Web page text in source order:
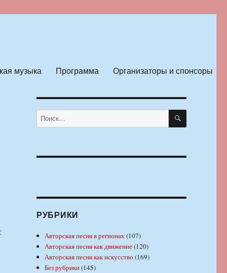
музыка Программа Организаторы и спонсоры
Искать: ПОИСК
РУБРИКИ
Авторская песня в регионах(107)
Авторская песня как движение(120)
Авторская песня как искусство (169)
Без рубрики(145)